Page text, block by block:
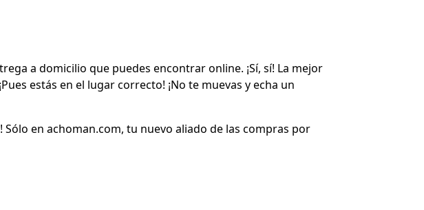
a domicilio que puedes encontrar online. ¡Sí, sí! La mejor
estás en el lugar correcto! ¡No te muevas y echa un
en achoman.com, tu nuevo aliado de las compras por